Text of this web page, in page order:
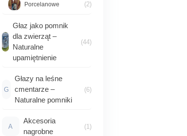
Porcelanowe (2)
Głaz jako pomnik
dla zwierząt –
Naturalne
upamiętnienie
(44)
G
Głazy na leśne
cmentarze –
Naturalne pomniki
(6)
A
Akcesoria
nagrobne
(1)